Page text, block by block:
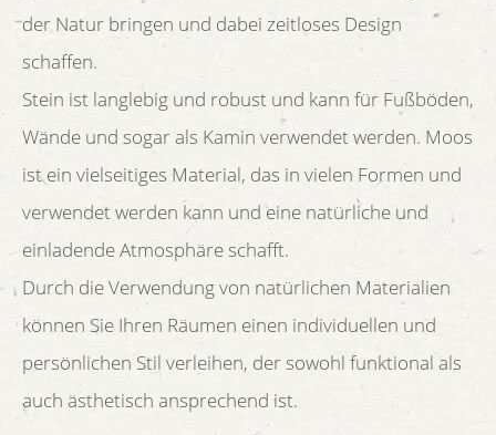
der Natur bringen und dabei zeitloses Design
schaffen.
Stein ist langlebig und robust und kann für Fußböden,
Wände und sogar als Kamin verwendet werden. Moos
ist ein vielseitiges Material, das in vielen Formen und
verwendet werden kann und eine natürliche und
einladende Atmosphäre schafft.
Durch die Verwendung von natürlichen Materialien
können Sie Ihren Räumen einen individuellen und
persönlichen Stil verleihen, der sowohl funktional als
auch ästhetisch ansprechend ist.